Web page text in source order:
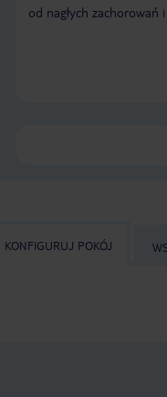
od nagłych zachorowań
KONFIGURUJ POKÓJ